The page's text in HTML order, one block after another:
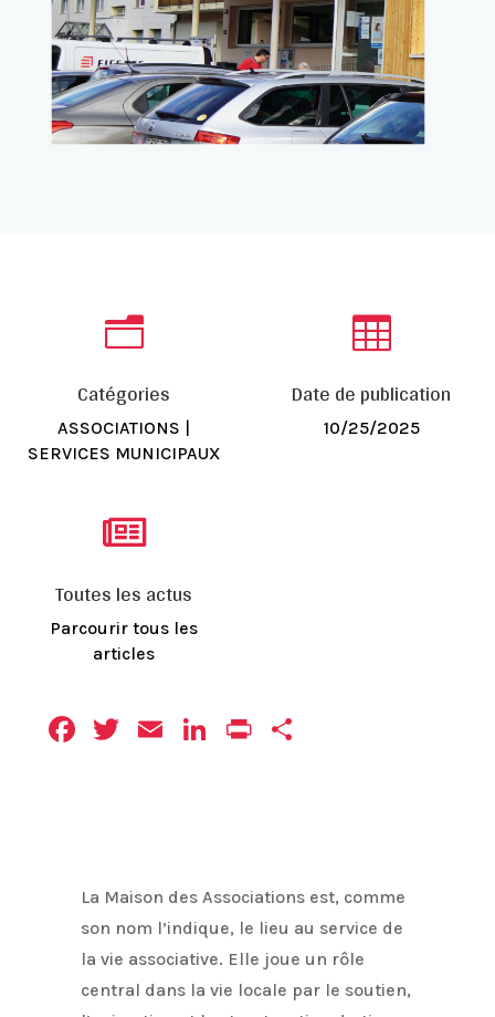
n
Catégories
ASSOCIATIONS |
SERVICES MUNICIPAUX

Date de publication
10/25/2025

Toutes les actus
Parcourir tous les
articles
Facebook
Twitter
EmailLinkedIn
Print
La Maison des Associations est, comme
son nom l’indique, le lieu au service de
la vie associative. Elle joue un rôle
central dans la vie locale par le soutien,